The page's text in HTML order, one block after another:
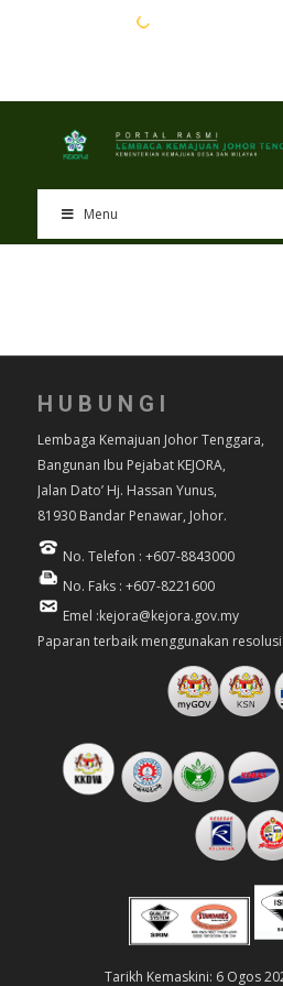
Menu
HUBUNGI
Lembaga Kemajuan Johor Tenggara,
Bangunan Ibu Pejabat KEJORA,
Jalan Dato’ Hj. Hassan Yunus,
81930 Bandar Penawar, Johor.
No. Telefon : +607-8843000
No. Faks : +607-8221600
Emel :kejora@kejora.gov.my
Paparan terbaik menggunakan
Tarikh Kemaskini: 6 Ogos